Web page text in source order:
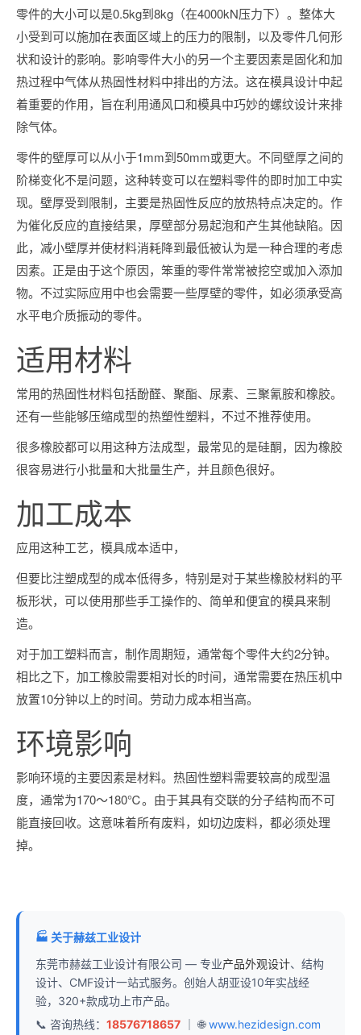
零件的大小可以是0.5kg到8kg（在4000kN压力下）。整体大
小受到可以施加在表面区域上的压力的限制，以及零件几何形
状和设计的影响。影响零件大小的另一个主要因素是固化和加
热过程中气体从热固性材料中排出的方法。这在模具设计中起
着重要的作用，旨在利用通风口和模具中巧妙的螺纹设计来排
除气体。
零件的壁厚可以从小于1mm到50mm或更大。不同壁厚之间的
阶梯变化不是问题，这种转变可以在塑料零件的即时加工中实
现。壁厚受到限制，主要是热固性反应的放热特点决定的。作
为催化反应的直接结果，厚壁部分易起泡和产生其他缺陷。因
此，减小壁厚并使材料消耗降到最低被认为是一种合理的考虑
因素。正是由于这个原因，笨重的零件常常被挖空或加入添加
物。不过实际应用中也会需要一些厚壁的零件，如必须承受高
水平电介质振动的零件。
适用材料
常用的热固性材料包括酚醛、聚酯、尿素、三聚氰胺和橡胶。
还有一些能够压缩成型的热塑性塑料，不过不推荐使用。
很多橡胶都可以用这种方法成型，最常见的是硅酮，因为橡胶
很容易进行小批量和大批量生产，并且颜色很好。
加工成本
应用这种工艺，模具成本适中，
但要比注塑成型的成本低得多，特别是对于某些橡胶材料的平
板形状，可以使用那些手工操作的、简单和便宜的模具来制
造。
对于加工塑料而言，制作周期短，通常每个零件大约2分钟。
相比之下，加工橡胶需要相对长的时间，通常需要在热压机中
放置10分钟以上的时间。劳动力成本相当高。
环境影响
影响环境的主要因素是材料。热固性塑料需要较高的成型温
度，通常为170～180℃。由于其具有交联的分子结构而不可
能直接回收。这意味着所有废料，如切边废料，都必须处理
掉。
🏭 关于赫兹工业设计
东莞市赫兹工业设计有限公司 — 专业产品外观设计、结构
设计、CMF设计一站式服务。创始人胡亚设10年实战经
验，320+款成功上市产品。
📞 咨询热线： 18576718657 ｜ 🌐www.hezidesign.com